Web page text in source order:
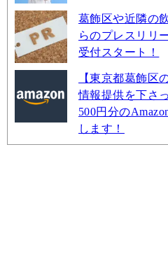
葛飾区や近隣の
らのプレスリリ
受付スタート！
【東京都葛飾区
情報提供を下さ
500円分の
します！